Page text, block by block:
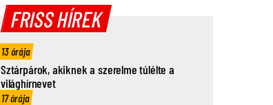
FRISS HÍREK
13 órája
Sztárpárok, akiknek a szerelme túlélte a
világhírnevet
17 órája